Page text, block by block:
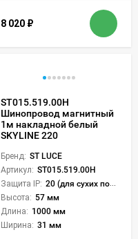
8 020 ₽
ST015.519.00H
Шинопровод магнитный
1м накладной белый
SKYLINE 220
Бренд: ST LUCE
Артикул: ST015.519.00H
Защита IP: 20 (для сухих пом.)
Высота: 57 мм
Длина: 1000 мм
Ширина: 31 мм